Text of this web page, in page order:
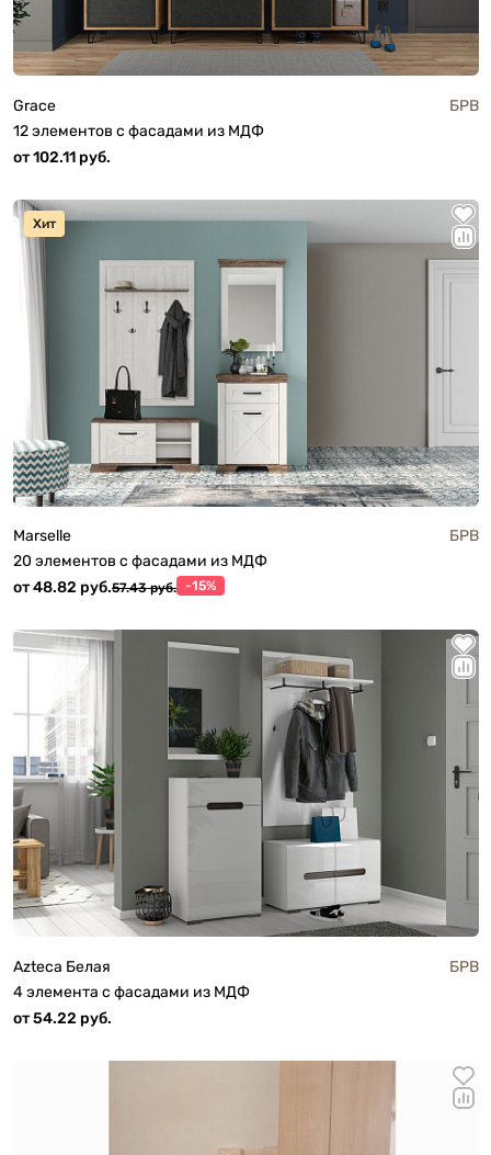
Grace
БРВ
12 элементов с фасадами из МДФ
от 102.11 руб.
Хит
Marselle
БРВ
20 элементов с фасадами из МДФ
от 48.82 руб.57.43 руб. -15%
Azteca Белая
БРВ
4 элемента с фасадами из МДФ
от 54.22 руб.